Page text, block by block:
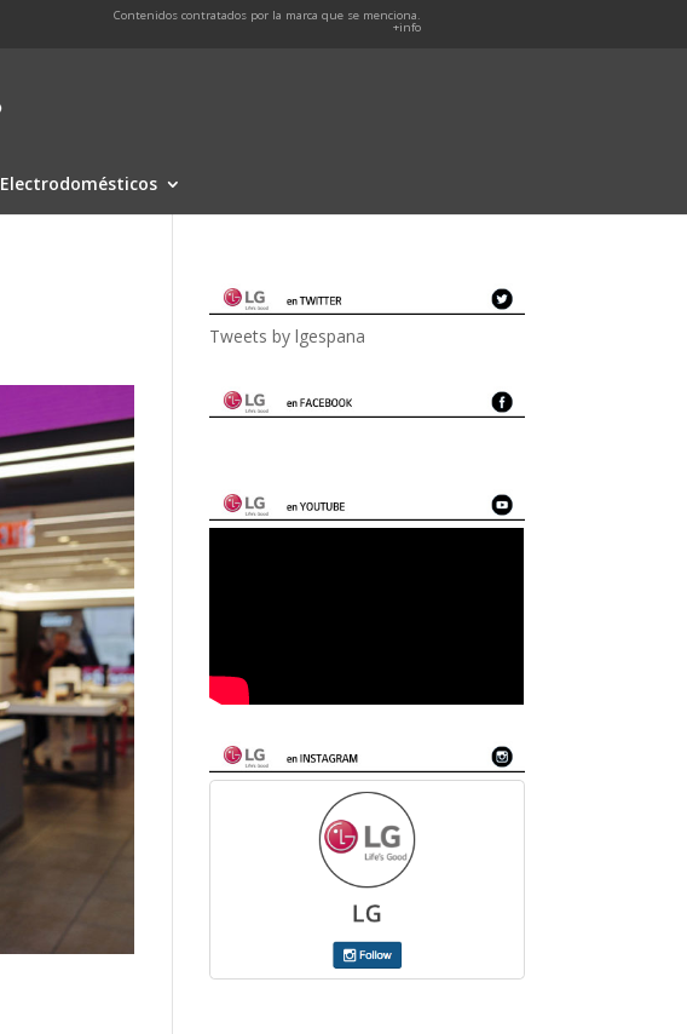
Contenidos contratados por la marca que se menciona.
+info
Electrodomésticos
Tweets by lgespana